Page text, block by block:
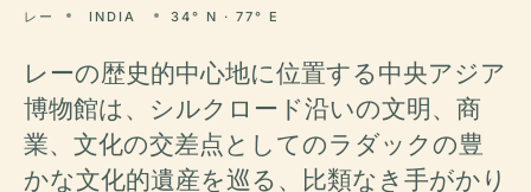
レー INDIA 34° N · 77° E
レーの歴史的中心地に位置する中央アジア
博物館は、シルクロード沿いの文明、商
業、文化の交差点としてのラダックの豊
かな文化的遺産を巡る、比類なき手がかり